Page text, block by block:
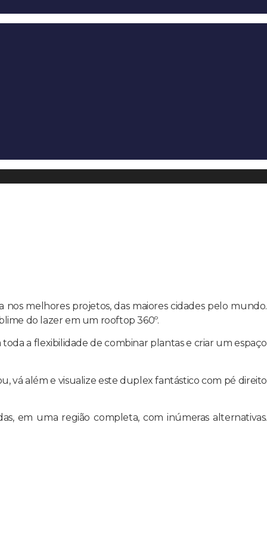
melhores projetos, das maiores cidades pelo mundo.
do lazer em um rooftop 360º.
a flexibilidade de combinar plantas e criar um espaço
vá além e visualize este duplex fantástico com pé direito
em uma região completa, com inúmeras alternativas.